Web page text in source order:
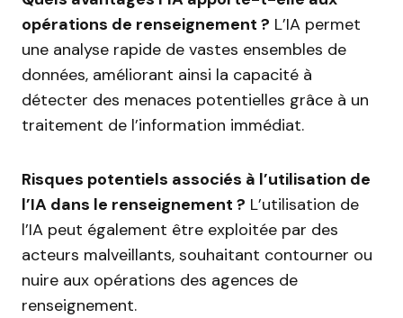
opérations de renseignement ? L’IA permet
une analyse rapide de vastes ensembles de
données, améliorant ainsi la capacité à
détecter des menaces potentielles grâce à un
traitement de l’information immédiat.
Risques potentiels associés à l’utilisation de
l’IA dans le renseignement ? L’utilisation de
l’IA peut également être exploitée par des
acteurs malveillants, souhaitant contourner ou
nuire aux opérations des agences de
renseignement.